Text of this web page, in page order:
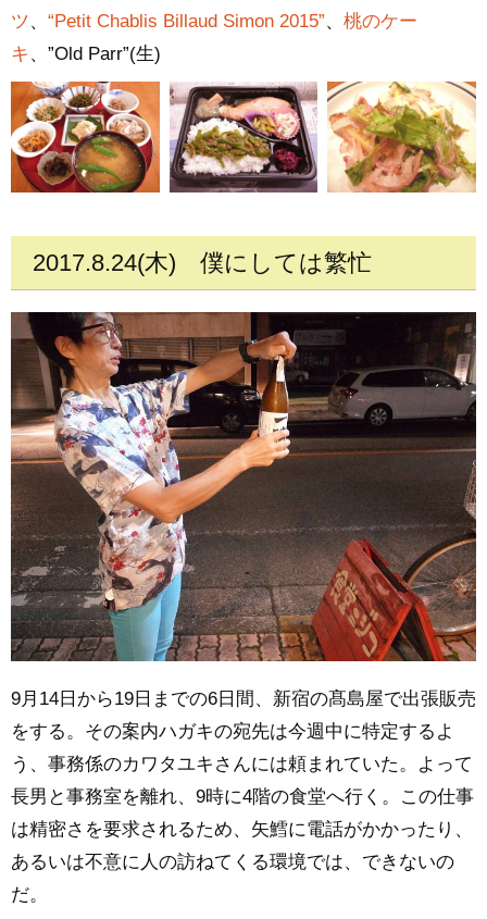
ツ 、 “Petit Chablis Billaud Simon 2015”、 桃のケー
キ 、”Old Parr”(生)
2017.8.24(木) 僕にしては繁忙
9月14日から19日までの6日間、新宿の髙島屋で出張販売
をする。その案内ハガキの宛先は今週中に特定するよ
う、事務係のカワタユキさんには頼まれていた。よって
長男と事務室を離れ、9時に4階の食堂へ行く。この仕事
は精密さを要求されるため、矢鱈に電話がかかったり、
あるいは不意に人の訪ねてくる環境では、できないの
だ。